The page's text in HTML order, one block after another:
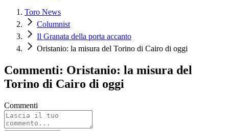
Toro News
Columnist
Il Granata della porta accanto
Oristanio: la misura del Torino di Cairo di oggi
Commenti: Oristanio: la misura del
Torino di Cairo di oggi
Commenti